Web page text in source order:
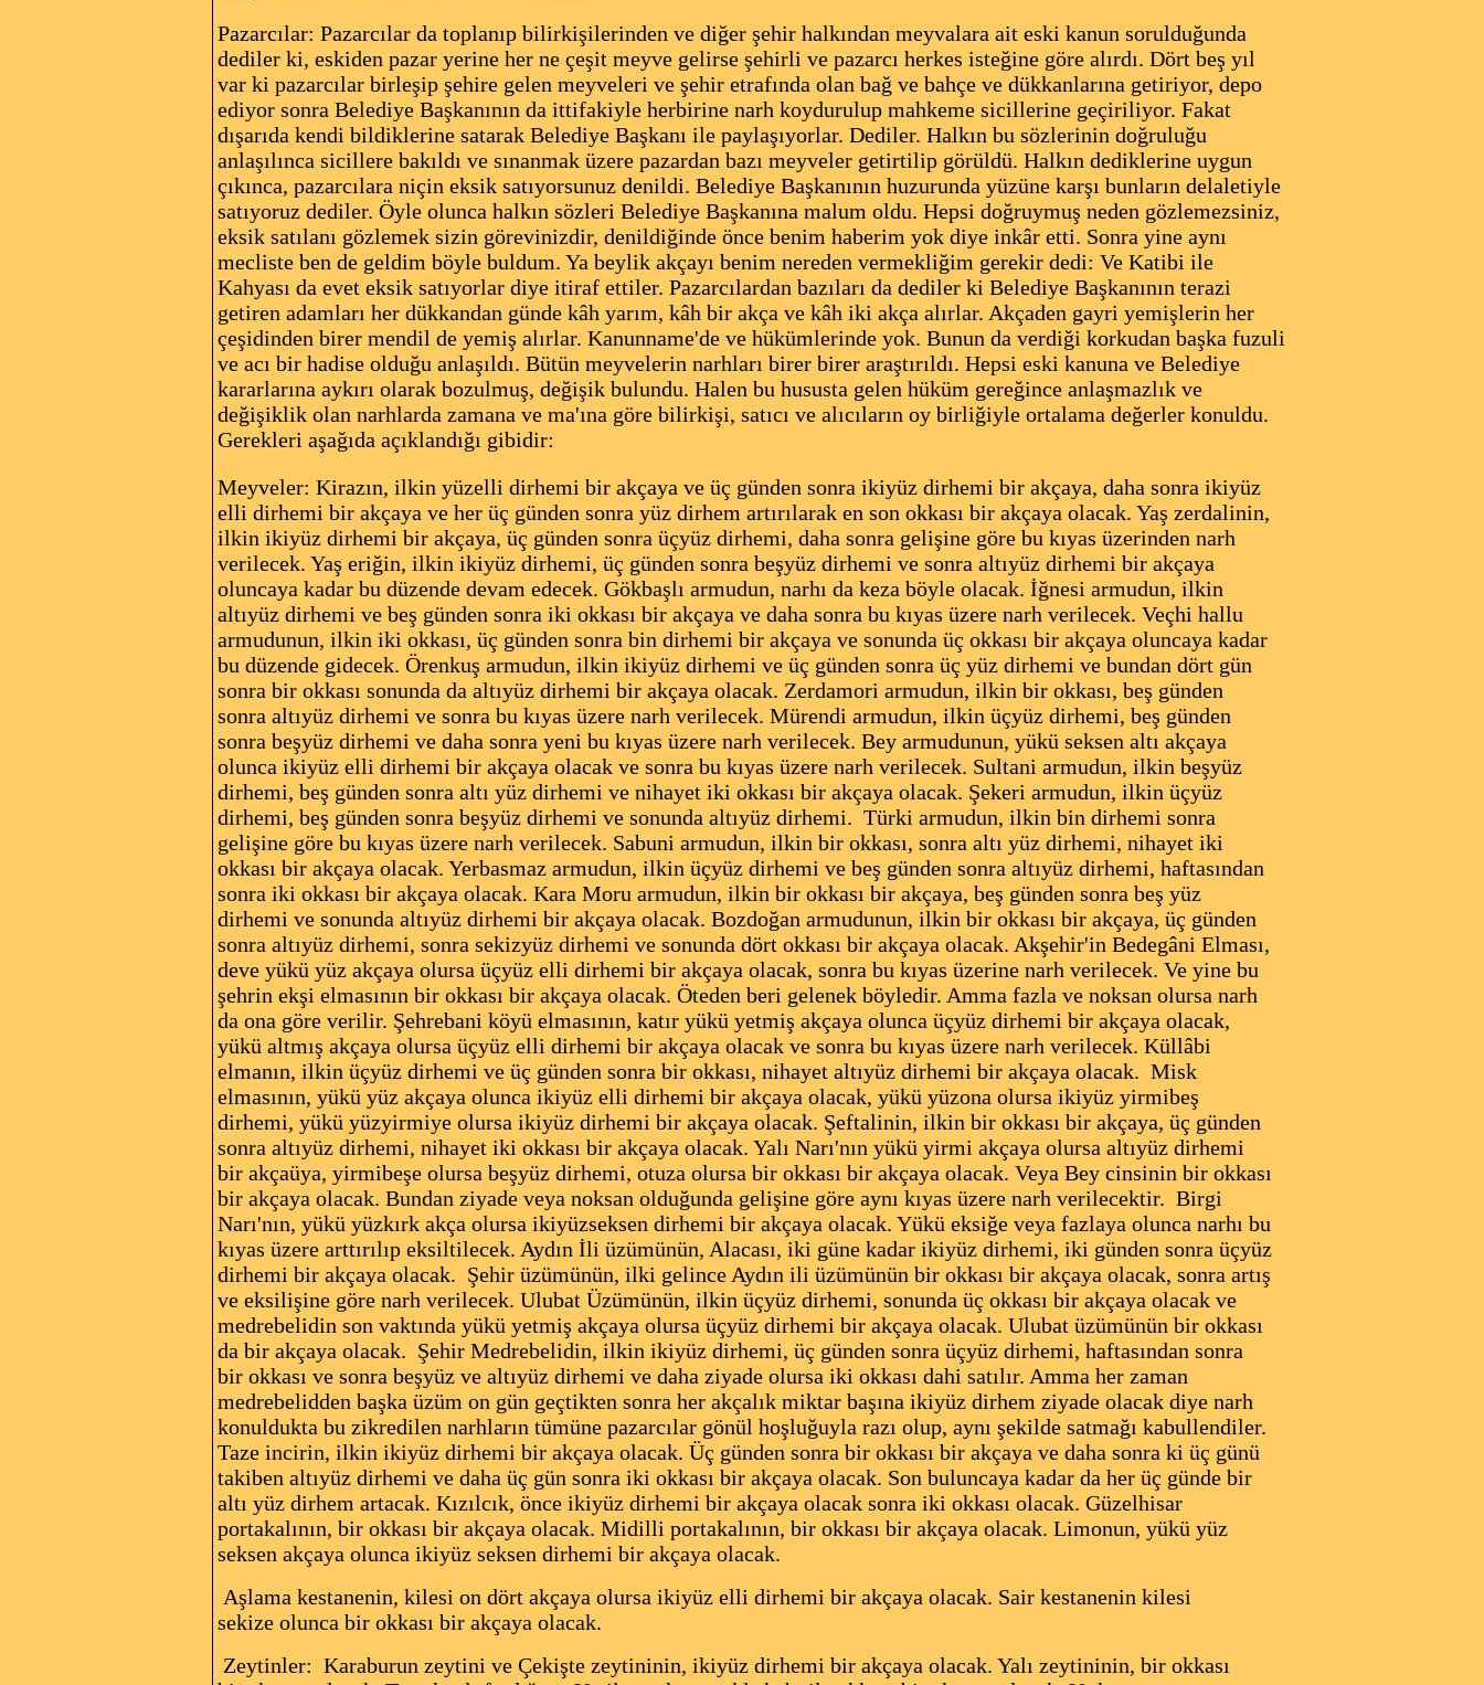
Pazarcılar: Pazarcılar da toplanıp bilirkişilerinden ve diğer şehir halkından meyvalara ait eski kanun sorulduğunda
dediler ki, eskiden pazar yerine her ne çeşit meyve gelirse şehirli ve pazarcı herkes isteğine göre alırdı. Dört beş yıl
var ki pazarcılar birleşip şehire gelen meyveleri ve şehir etrafında olan bağ ve bahçe ve dükkanlarına getiriyor, depo
ediyor sonra Belediye Başkanının da ittifakiyle herbirine narh koydurulup mahkeme sicillerine geçiriliyor. Fakat
dışarıda kendi bildiklerine satarak Belediye Başkanı ile paylaşıyorlar. Dediler. Halkın bu sözlerinin doğruluğu
anlaşılınca sicillere bakıldı ve sınanmak üzere pazardan bazı meyveler getirtilip görüldü. Halkın dediklerine uygun
çıkınca, pazarcılara niçin eksik satıyorsunuz denildi. Belediye Başkanının huzurunda yüzüne karşı bunların delaletiyle
satıyoruz dediler. Öyle olunca halkın sözleri Belediye Başkanına malum oldu. Hepsi doğruymuş neden gözlemezsiniz,
eksik satılanı gözlemek sizin görevinizdir, denildiğinde önce benim haberim yok diye inkâr etti. Sonra yine aynı
mecliste ben de geldim böyle buldum. Ya beylik akçayı benim nereden vermekliğim gerekir dedi: Ve Katibi ile
Kahyası da evet eksik satıyorlar diye itiraf ettiler. Pazarcılardan bazıları da dediler ki Belediye Başkanının terazi
getiren adamları her dükkandan günde kâh yarım, kâh bir akça ve kâh iki akça alırlar. Akçaden gayri yemişlerin her
çeşidinden birer mendil de yemiş alırlar. Kanunname'de ve hükümlerinde yok. Bunun da verdiği korkudan başka fuzuli
ve acı bir hadise olduğu anlaşıldı. Bütün meyvelerin narhları birer birer araştırıldı. Hepsi eski kanuna ve Belediye
kararlarına aykırı olarak bozulmuş, değişik bulundu. Halen bu hususta gelen hüküm gereğince anlaşmazlık ve
değişiklik olan narhlarda zamana ve ma'ına göre bilirkişi, satıcı ve alıcıların oy birliğiyle ortalama değerler konuldu.
Gerekleri aşağıda açıklandığı gibidir:
Meyveler: Kirazın, ilkin yüzelli dirhemi bir akçaya ve üç günden sonra ikiyüz dirhemi bir akçaya, daha sonra ikiyüz
elli dirhemi bir akçaya ve her üç günden sonra yüz dirhem artırılarak en son okkası bir akçaya olacak. Yaş zerdalinin,
ilkin ikiyüz dirhemi bir akçaya, üç günden sonra üçyüz dirhemi, daha sonra gelişine göre bu kıyas üzerinden narh
verilecek. Yaş eriğin, ilkin ikiyüz dirhemi, üç günden sonra beşyüz dirhemi ve sonra altıyüz dirhemi bir akçaya
oluncaya kadar bu düzende devam edecek. Gökbaşlı armudun, narhı da keza böyle olacak. İğnesi armudun, ilkin
altıyüz dirhemi ve beş günden sonra iki okkası bir akçaya ve daha sonra bu kıyas üzere narh verilecek. Veçhi hallu
armudunun, ilkin iki okkası, üç günden sonra bin dirhemi bir akçaya ve sonunda üç okkası bir akçaya oluncaya kadar
bu düzende gidecek. Örenkuş armudun, ilkin ikiyüz dirhemi ve üç günden sonra üç yüz dirhemi ve bundan dört gün
sonra bir okkası sonunda da altıyüz dirhemi bir akçaya olacak. Zerdamori armudun, ilkin bir okkası, beş günden
sonra altıyüz dirhemi ve sonra bu kıyas üzere narh verilecek. Mürendi armudun, ilkin üçyüz dirhemi, beş günden
sonra beşyüz dirhemi ve daha sonra yeni bu kıyas üzere narh verilecek. Bey armudunun, yükü seksen altı akçaya
olunca ikiyüz elli dirhemi bir akçaya olacak ve sonra bu kıyas üzere narh verilecek. Sultani armudun, ilkin beşyüz
dirhemi, beş günden sonra altı yüz dirhemi ve nihayet iki okkası bir akçaya olacak. Şekeri armudun, ilkin üçyüz
dirhemi, beş günden sonra beşyüz dirhemi ve sonunda altıyüz dirhemi. Türki armudun, ilkin bin dirhemi sonra
gelişine göre bu kıyas üzere narh verilecek. Sabuni armudun, ilkin bir okkası, sonra altı yüz dirhemi, nihayet iki
okkası bir akçaya olacak. Yerbasmaz armudun, ilkin üçyüz dirhemi ve beş günden sonra altıyüz dirhemi, haftasından
sonra iki okkası bir akçaya olacak. Kara Moru armudun, ilkin bir okkası bir akçaya, beş günden sonra beş yüz
dirhemi ve sonunda altıyüz dirhemi bir akçaya olacak. Bozdoğan armudunun, ilkin bir okkası bir akçaya, üç günden
sonra altıyüz dirhemi, sonra sekizyüz dirhemi ve sonunda dört okkası bir akçaya olacak. Akşehir'in Bedegâni Elması,
deve yükü yüz akçaya olursa üçyüz elli dirhemi bir akçaya olacak, sonra bu kıyas üzerine narh verilecek. Ve yine bu
şehrin ekşi elmasının bir okkası bir akçaya olacak. Öteden beri gelenek böyledir. Amma fazla ve noksan olursa narh
da ona göre verilir. Şehrebani köyü elmasının, katır yükü yetmiş akçaya olunca üçyüz dirhemi bir akçaya olacak,
yükü altmış akçaya olursa üçyüz elli dirhemi bir akçaya olacak ve sonra bu kıyas üzere narh verilecek. Küllâbi
elmanın, ilkin üçyüz dirhemi ve üç günden sonra bir okkası, nihayet altıyüz dirhemi bir akçaya olacak. Misk
elmasının, yükü yüz akçaya olunca ikiyüz elli dirhemi bir akçaya olacak, yükü yüzona olursa ikiyüz yirmibeş
dirhemi, yükü yüzyirmiye olursa ikiyüz dirhemi bir akçaya olacak. Şeftalinin, ilkin bir okkası bir akçaya, üç günden
sonra altıyüz dirhemi, nihayet iki okkası bir akçaya olacak. Yalı Narı'nın yükü yirmi akçaya olursa altıyüz dirhemi
bir akçaüya, yirmibeşe olursa beşyüz dirhemi, otuza olursa bir okkası bir akçaya olacak. Veya Bey cinsinin bir okkası
bir akçaya olacak. Bundan ziyade veya noksan olduğunda gelişine göre aynı kıyas üzere narh verilecektir. Birgi
Narı'nın, yükü yüzkırk akça olursa ikiyüzseksen dirhemi bir akçaya olacak. Yükü eksiğe veya fazlaya olunca narhı bu
kıyas üzere arttırılıp eksiltilecek. Aydın İli üzümünün, Alacası, iki güne kadar ikiyüz dirhemi, iki günden sonra üçyüz
dirhemi bir akçaya olacak. Şehir üzümünün, ilki gelince Aydın ili üzümünün bir okkası bir akçaya olacak, sonra artış
ve eksilişine göre narh verilecek. Ulubat Üzümünün, ilkin üçyüz dirhemi, sonunda üç okkası bir akçaya olacak ve
medrebelidin son vaktında yükü yetmiş akçaya olursa üçyüz dirhemi bir akçaya olacak. Ulubat üzümünün bir okkası
da bir akçaya olacak. Şehir Medrebelidin, ilkin ikiyüz dirhemi, üç günden sonra üçyüz dirhemi, haftasından sonra
bir okkası ve sonra beşyüz ve altıyüz dirhemi ve daha ziyade olursa iki okkası dahi satılır. Amma her zaman
medrebelidden başka üzüm on gün geçtikten sonra her akçalık miktar başına ikiyüz dirhem ziyade olacak diye narh
konuldukta bu zikredilen narhların tümüne pazarcılar gönül hoşluğuyla razı olup, aynı şekilde satmağı kabullendiler.
Taze incirin, ilkin ikiyüz dirhemi bir akçaya olacak. Üç günden sonra bir okkası bir akçaya ve daha sonra ki üç günü
takiben altıyüz dirhemi ve daha üç gün sonra iki okkası bir akçaya olacak. Son buluncaya kadar da her üç günde bir
altı yüz dirhem artacak. Kızılcık, önce ikiyüz dirhemi bir akçaya olacak sonra iki okkası olacak. Güzelhisar
portakalının, bir okkası bir akçaya olacak. Midilli portakalının, bir okkası bir akçaya olacak. Limonun, yükü yüz
seksen akçaya olunca ikiyüz seksen dirhemi bir akçaya olacak.
Aşlama kestanenin, kilesi on dört akçaya olursa ikiyüz elli dirhemi bir akçaya olacak. Sair kestanenin kilesi
sekize olunca bir okkası bir akçaya olacak.
Zeytinler: Karaburun zeytini ve Çekişte zeytininin, ikiyüz dirhemi bir akçaya olacak. Yalı zeytininin, bir okkası